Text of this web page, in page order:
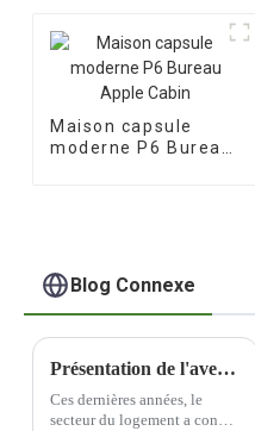
Maison capsule
moderne P6 Bureau
Blog Connexe
Présentation de l'avenir du logement : les maisons préfabriquées
Ces dernières années, le
secteur du logement a connu